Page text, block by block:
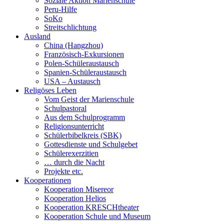
Peru-Hilfe
SoKo
Streitschlichtung
Ausland
China (Hangzhou)
Französisch-Exkursionen
Polen-Schüleraustausch
Spanien-Schüleraustausch
USA – Austausch
Religöses Leben
Vom Geist der Marienschule
Schulpastoral
Aus dem Schulprogramm
Religionsunterricht
Schülerbibelkreis (SBK)
Gottesdienste und Schulgebet
Schülerexerzitien
… durch die Nacht
Projekte etc.
Kooperationen
Kooperation Misereor
Kooperation Helios
Kooperation KRESCHtheater
Kooperation Schule und Museum